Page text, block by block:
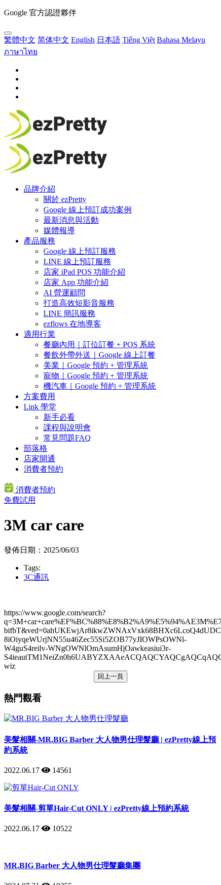
Google 官方認證夥伴
繁體中文 简体中文 English 日本語 Tiếng Việt Bahasa Melayu
ภาษาไทย
品牌介紹
關於 ezPretty
Google 線上預訂成功案例
最新消息與活動
媒體報導
產品服務
Google 線上預訂服務
LINE 線上預訂服務
店家 iPad POS 功能介紹
店家 App 功能介紹
AI 營運顧問
打造高效短影音服務
LINE 簡訊服務
ezflows 在地導客
適用行業
餐廳內用｜訂位訂餐 + POS 系統
餐飲外帶外送｜Google 線上訂餐
美業｜Google 預約 + 管理系統
寵物｜Google 預約 + 管理系統
機汽車｜Google 預約 + 管理系統
方案費用
Link 學堂
新手必看
課程與說明會
常見問題FAQ
部落格
店家開通
消費者預約
消費者預約
免費試用
3M car care
發佈日期：2025/06/03
Tags:
3C通訊
https://www.google.com/search?
8iOiyqeWUrjNN55u46Zec55Si5ZOB77yJIOWPsOWNl-
W4guS4reilv-WNgOWNlOmAsumHjOawkeasiui3r-
wiz
回上一頁
熱門觀看
美髮相關-MR.BIG Barber 大人物男仕理髮廳 | ezPretty線上預
約系統
2022.06.17 14561
美髮相關-剪單Hair-Cut ONLY | ezPretty線上預約系統
2022.06.17 10522
MR.BIG Barber 大人物男仕理髮廳集團